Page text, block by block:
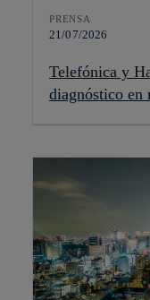
PRENSA
21/07/2026
Telefónica y
diagnóstico en